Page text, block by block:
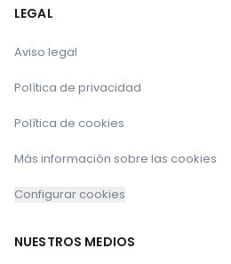
LEGAL
Aviso legal
Política de privacidad
Política de cookies
Más información sobre las cookies
Configurar cookies
NUESTROS MEDIOS